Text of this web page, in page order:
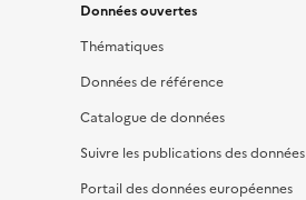
Données ouvertes
Thématiques
Données de référence
Catalogue de données
Suivre les publications des données
Portail des données européennes